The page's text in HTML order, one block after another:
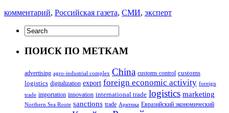
комментарий, Российская газета, СМИ, эксперт
ПОИСК ПО МЕТКАМ
advertising agro-industrial complex China customs control customs
logistics digitalization export foreign economic activity foreign
trade importation innovation international trade logistics marketing
Northern Sea Route sanctions trade Арктика Евразийский экономический